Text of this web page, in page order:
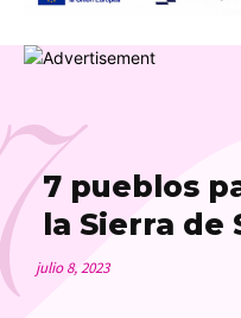
7 pueblos
la Sierra de
julio 8, 2023